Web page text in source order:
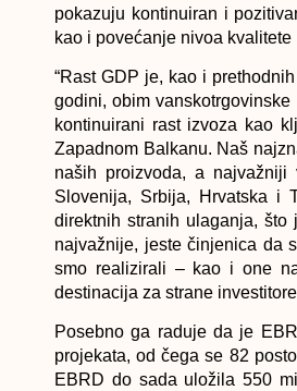
pokazuju kontinuiran i
kao i povećanje nivoa
“Rast GDP je, kao i
godini, obim
kontinuirani rast izvoza kao
Zapadnom Balkanu. Naš
naših proizvoda, a najvažniji
Slovenija, Srbija, Hrvatska i
direktnih stranih ulaganja,
najvažnije, jeste činjenica da
smo realizirali – kao i one
destinacija za strane
Posebno ga raduje da je
projekata, od čega se 82
EBRD do sada uložila 550